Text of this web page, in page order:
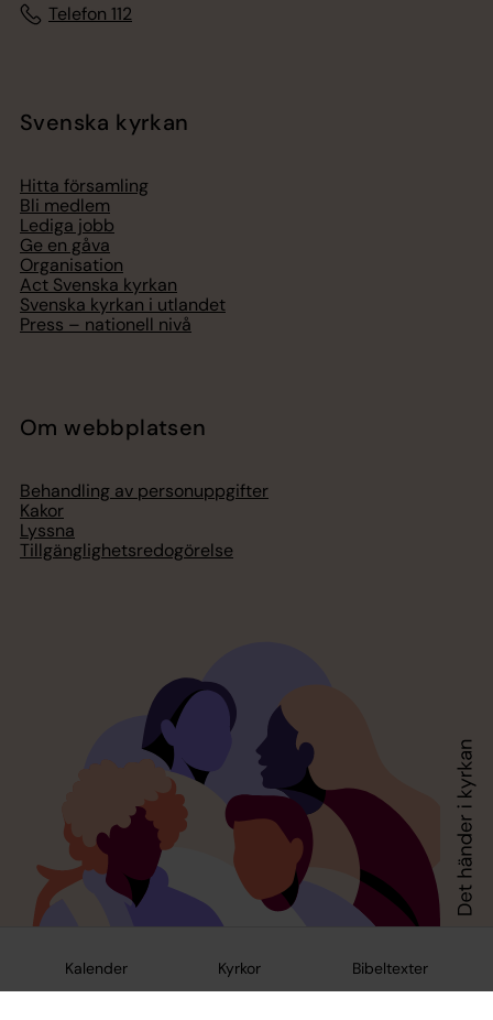
Kalender Kyrkor Bibeltexter
Telefon 112
Svenska kyrkan
Hitta församling
Bli medlem
Lediga jobb
Ge en gåva
Organisation
Act Svenska kyrkan
Svenska kyrkan i utlandet
Press – nationell nivå
Om webbplatsen
Behandling av personuppgifter
Kakor
Lyssna
Tillgänglighetsredogörelse